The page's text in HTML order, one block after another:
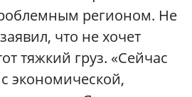
регионом. Не
что не хочет
тяжкий груз. «Сейчас
экономической,